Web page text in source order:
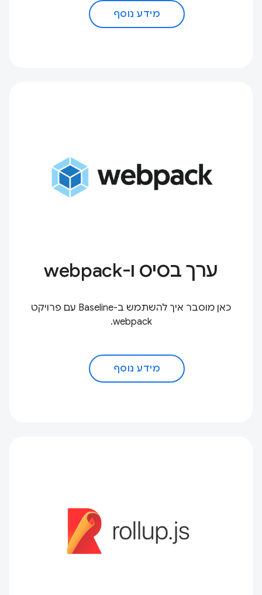
מידע נוסף
ערך בסיס ו-webpack
כאן מוסבר איך להשתמש ב-Baseline עם פרויקט
webpack.
מידע נוסף